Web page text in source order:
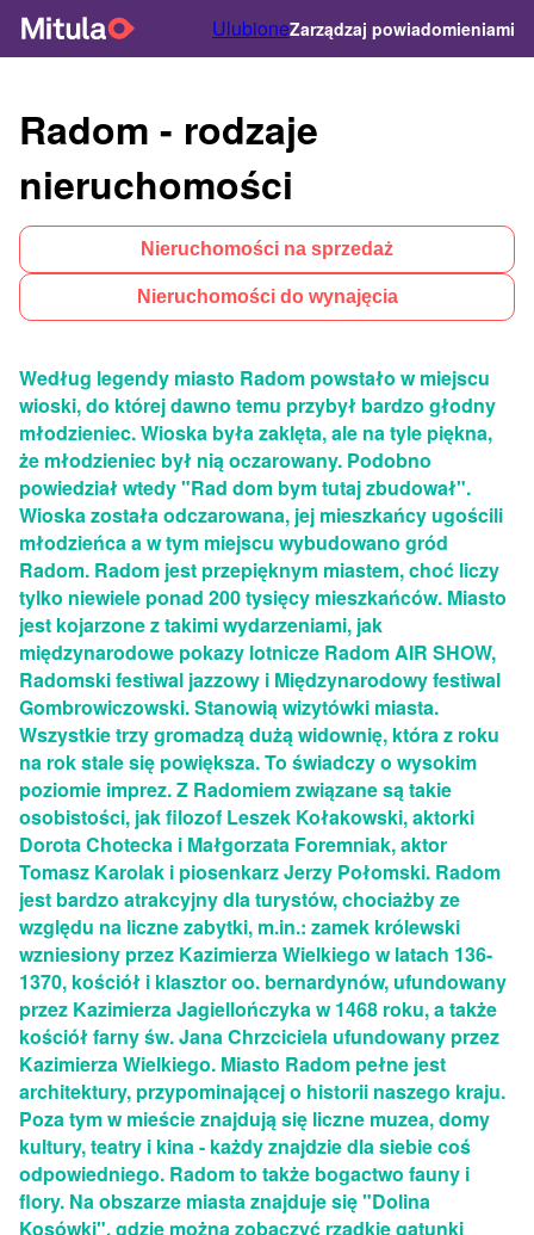
UlubioneZarządzaj powiadomieniami
Radom - rodzaje
nieruchomości
Nieruchomości na sprzedaż
Nieruchomości do wynajęcia
Według legendy miasto Radom powstało w miejscu
wioski, do której dawno temu przybył bardzo głodny
młodzieniec. Wioska była zaklęta, ale na tyle piękna,
że młodzieniec był nią oczarowany. Podobno
powiedział wtedy "Rad dom bym tutaj zbudował".
Wioska została odczarowana, jej mieszkańcy ugościli
młodzieńca a w tym miejscu wybudowano gród
Radom. Radom jest przepięknym miastem, choć liczy
tylko niewiele ponad 200 tysięcy mieszkańców. Miasto
jest kojarzone z takimi wydarzeniami, jak
międzynarodowe pokazy lotnicze Radom AIR SHOW,
Radomski festiwal jazzowy i Międzynarodowy festiwal
Gombrowiczowski. Stanowią wizytówki miasta.
Wszystkie trzy gromadzą dużą widownię, która z roku
na rok stale się powiększa. To świadczy o wysokim
poziomie imprez. Z Radomiem związane są takie
osobistości, jak filozof Leszek Kołakowski, aktorki
Dorota Chotecka i Małgorzata Foremniak, aktor
Tomasz Karolak i piosenkarz Jerzy Połomski. Radom
jest bardzo atrakcyjny dla turystów, chociażby ze
względu na liczne zabytki, m.in.: zamek królewski
wzniesiony przez Kazimierza Wielkiego w latach 136-
1370, kościół i klasztor oo. bernardynów, ufundowany
przez Kazimierza Jagiellończyka w 1468 roku, a także
kościół farny św. Jana Chrzciciela ufundowany przez
Kazimierza Wielkiego. Miasto Radom pełne jest
architektury, przypominającej o historii naszego kraju.
Poza tym w mieście znajdują się liczne muzea, domy
kultury, teatry i kina - każdy znajdzie dla siebie coś
odpowiedniego. Radom to także bogactwo fauny i
flory. Na obszarze miasta znajduje się "Dolina
Kosówki", gdzie można zobaczyć rzadkie gatunki